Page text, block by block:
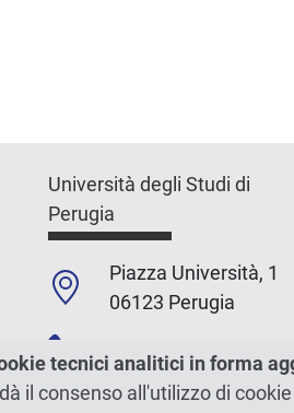
Università degli Studi di
Perugia
Piazza Università, 1
06123 Perugia
+39 0755851
C.F./P.Iva 00448820548
tecnici analitici in forma
il consenso all'utilizzo di